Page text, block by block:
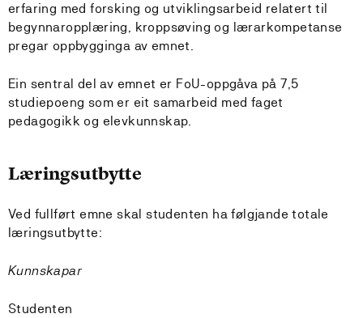
erfaring med forsking og utviklingsarbeid relatert til
begynnaropplæring, kroppsøving og lærarkompetanse
pregar oppbygginga av emnet.
Ein sentral del av emnet er FoU-oppgåva på 7,5
studiepoeng som er eit samarbeid med faget
pedagogikk og elevkunnskap.
Læringsutbytte
Ved fullført emne skal studenten ha følgjande totale
læringsutbytte:
Kunnskapar
Studenten